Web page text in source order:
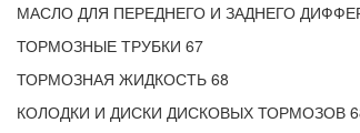
МАСЛО ДЛЯ ПЕРЕДНЕГО И ЗАДНЕГО
ТОРМОЗНЫЕ ТРУБКИ 67
ТОРМОЗНАЯ ЖИДКОСТЬ 68
КОЛОДКИ И ДИСКИ ДИСКОВЫХ ТОРМОЗОВ